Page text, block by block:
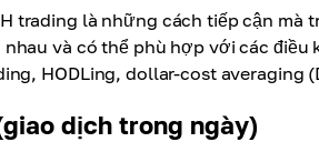
trading là những cách tiếp cận
nhau và có thể phù hợp với các
HODLing, dollar-cost averaging
dịch trong ngày)